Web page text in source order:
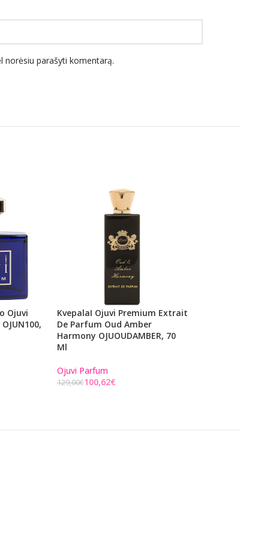
norėsiu parašyti komentarą.
Ojuvi
KvepalaI Ojuvi Premium Extrait
De Parfum Oud Amber
Harmony OJUOUDAMBER, 70
Ml
Ojuvi Parfum
129,00€100,62€